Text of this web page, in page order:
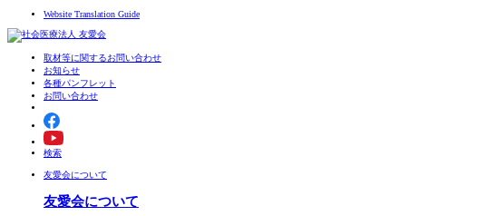
Website Translation Guide
取材等に関するお問い合わせ
お知らせ
各種パンフレット
お問い合わせ
検索
友愛会について
友愛会について